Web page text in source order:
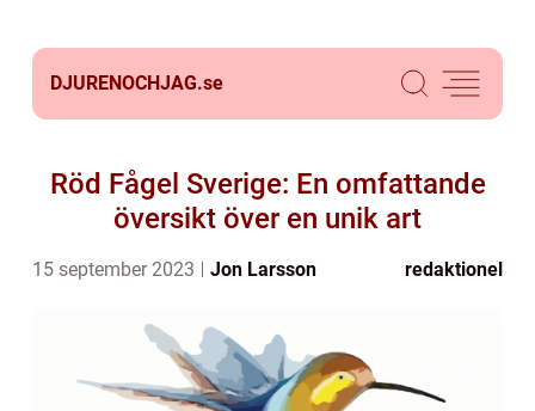
DJURENOCHJAG.se
Röd Fågel Sverige: En omfattande
översikt över en unik art
15 september 2023 Jon Larsson redaktionel